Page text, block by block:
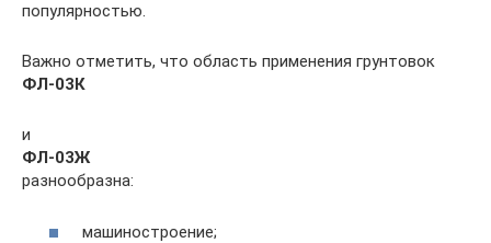
популярностью.
Важно отметить, что область применения грунтовок
ФЛ-03К
и
ФЛ-03Ж
разнообразна:
машиностроение;